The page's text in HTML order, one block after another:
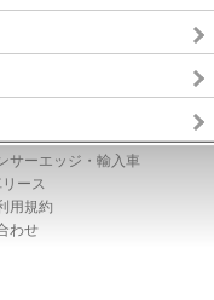
サーエッジ・輸入車
ース
用規約
わせ